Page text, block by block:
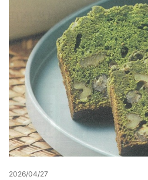
2026/04/27